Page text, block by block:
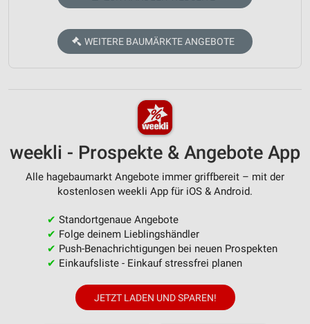
WEITERE BAUMÄRKTE ANGEBOTE
weekli - Prospekte & Angebote App
Alle hagebaumarkt Angebote immer griffbereit – mit der
kostenlosen weekli App für iOS & Android.
✔ Standortgenaue Angebote
✔ Folge deinem Lieblingshändler
✔ Push-Benachrichtigungen bei neuen Prospekten
✔ Einkaufsliste - Einkauf stressfrei planen
JETZT LADEN UND SPAREN!